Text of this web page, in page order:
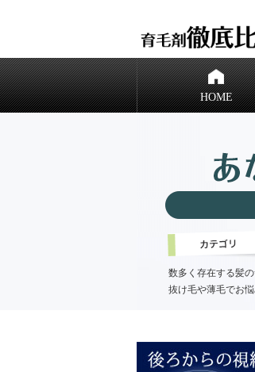
HOME
数多く存在する髪
抜け毛や薄毛でお